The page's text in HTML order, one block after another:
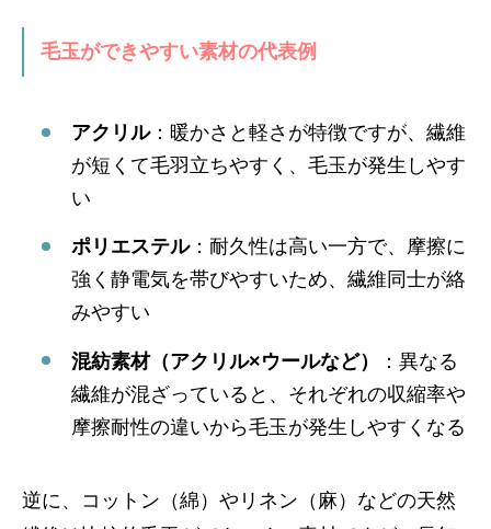
毛玉ができやすい素材の代表例
アクリル：暖かさと軽さが特徴ですが、繊維
が短くて毛羽立ちやすく、毛玉が発生しやす
い
ポリエステル：耐久性は高い一方で、摩擦に
強く静電気を帯びやすいため、繊維同士が絡
みやすい
混紡素材（アクリル×ウールなど）
：異なる
繊維が混ざっていると、それぞれの収縮率や
摩擦耐性の違いから毛玉が発生しやすくなる
逆に、コットン（綿）やリネン（麻）などの天然